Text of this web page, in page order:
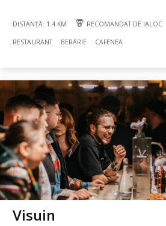
DISTANȚĂ: 1.4 KM RECOMANDAT DE IALOC
RESTAURANT BERĂRIE CAFENEA
Visuin